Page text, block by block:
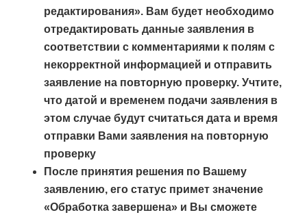
редактирования». Вам будет необходимо
отредактировать данные заявления в
соответствии с комментариями к полям с
некорректной информацией и отправить
заявление на повторную проверку. Учтите,
что датой и временем подачи заявления в
этом случае будут считаться дата и время
отправки Вами заявления на повторную
проверкy
После принятия решения по Вашему
заявлению, его статус примет значение
«Обработка завершена» и Вы сможете